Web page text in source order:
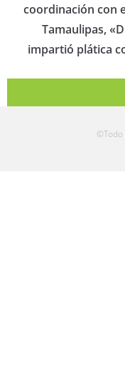
coordinación con
Tamaulipas,
impartió plática
©Todo